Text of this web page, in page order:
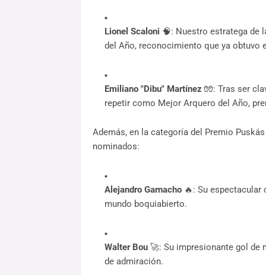
Lionel Scaloni 🧠: Nuestro estratega de
del Año, reconocimiento que ya obtuvo
Emiliano "Dibu" Martínez 🧤: Tras ser
repetir como Mejor Arquero del Año,
Además, en la categoría del Premio
nominados:
Alejandro Garnacho🔥: Su espectacular
mundo boquiabierto.
Walter Bou🚀: Su impresionante gol de
de admiración.